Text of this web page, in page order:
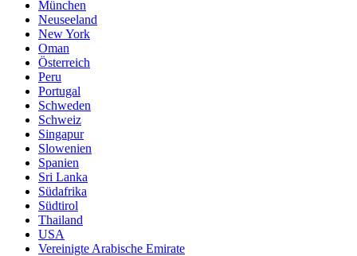
München
Neuseeland
New York
Oman
Österreich
Peru
Portugal
Schweden
Schweiz
Singapur
Slowenien
Spanien
Sri Lanka
Südafrika
Südtirol
Thailand
USA
Vereinigte Arabische Emirate